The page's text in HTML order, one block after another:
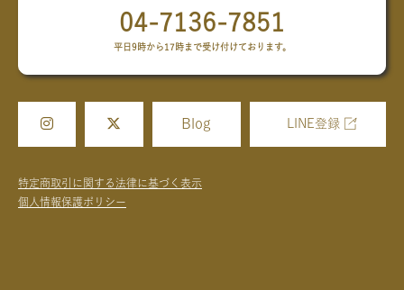
04-7136-7851
平日9時から17時まで受け付けております。
Blog LINE登録
特定商取引に関する法律に基づく表示
個人情報保護ポリシー